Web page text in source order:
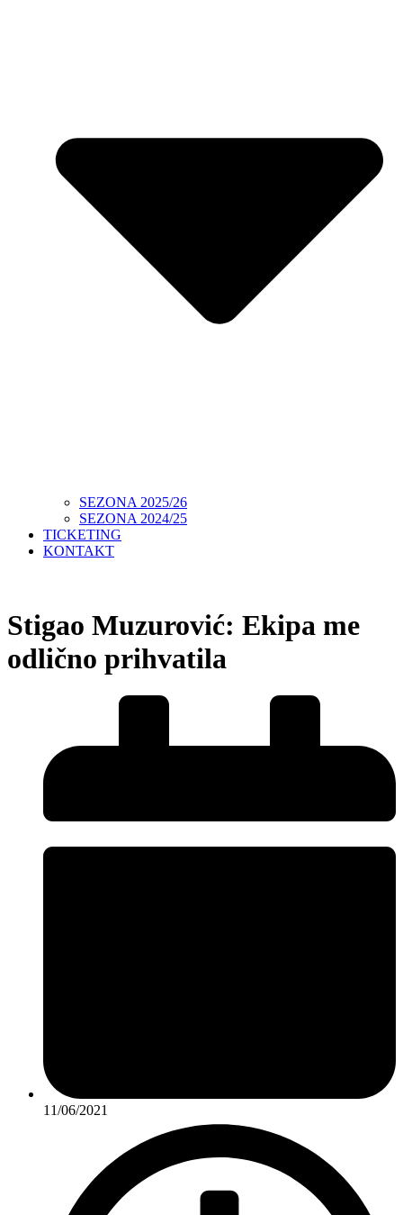
SEZONA 2025/26
SEZONA 2024/25
TICKETING
KONTAKT
Stigao Muzurović: Ekipa me
odlično prihvatila
11/06/2021